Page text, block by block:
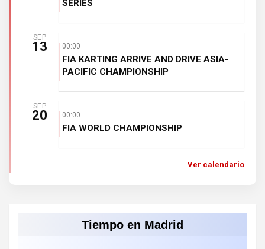
SERIES
SEP
13 00:00
FIA KARTING ARRIVE AND DRIVE ASIA-
PACIFIC CHAMPIONSHIP
SEP
20 00:00
FIA WORLD CHAMPIONSHIP
Ver calendario
Tiempo en Madrid